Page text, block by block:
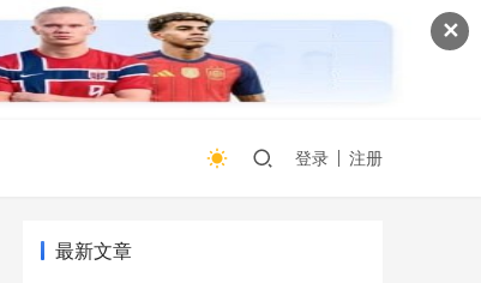
✕
登录 注册
最新文章